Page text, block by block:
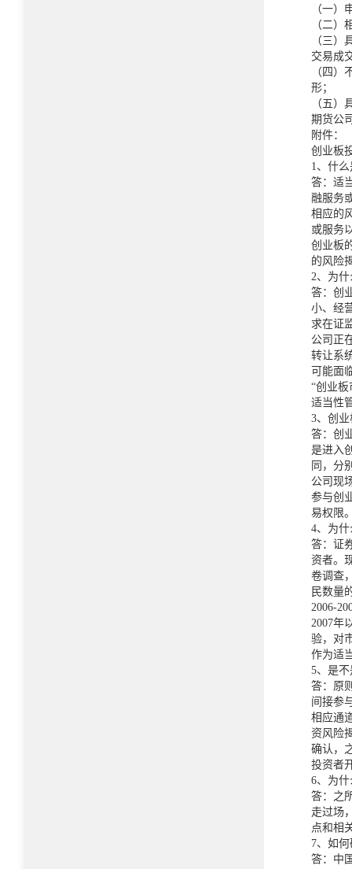
（一）
（二）
（三）
交易成
（四
形；
（五）
期货公
附件：
创业板
1、什
答：适
融服务
相应的
或服务
创业板
的风险
2、为
答：创
小、经
求在证
公司正
转让系
可能面
“创业
适当性
3、创
答：创
是进入
同，分
公司现
参与创
易权限
4、为
答：证
资者。
卷调查
民数量
2006-
2007年
验，对
作为适
5、是
答：原
间接参
相应通
资风险
确认，
投资者
6、为
答：之
走过场
点和相
7、如
答：中